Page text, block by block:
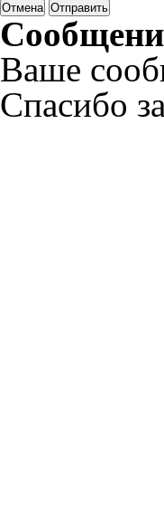
Отмена Отправить
Ваше
Спасибо